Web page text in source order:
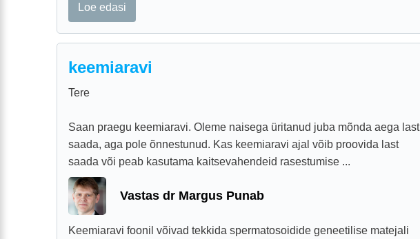
Loe edasi
keemiaravi
Tere
Saan praegu keemiaravi. Oleme naisega üritanud juba mõnda aega last
saada, aga pole õnnestunud. Kas keemiaravi ajal võib proovida last
saada või peab kasutama kaitsevahendeid rasestumise ...
Vastas dr Margus Punab
Keemiaravi foonil võivad tekkida spermatosoidide geneetilise matejali